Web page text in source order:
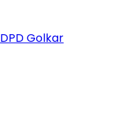
Golkar